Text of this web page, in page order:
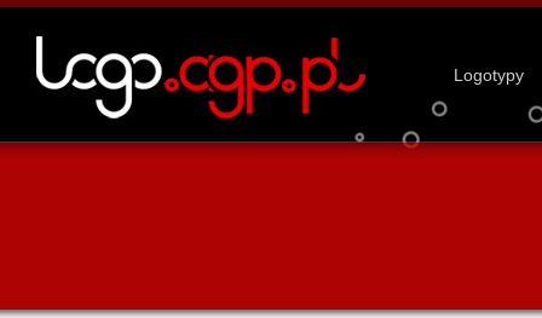
Logotypy